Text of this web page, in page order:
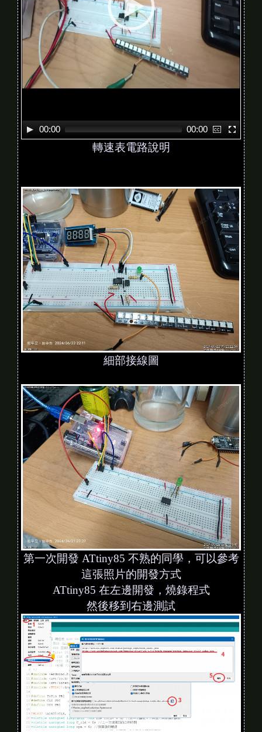
y
e
r
00:00 00:00
轉速表電路說明
細部接線圖
第一次開發 ATtiny85 不熟的同學，可以參考
這張照片的開發方式
ATtiny85 在左邊開發，燒錄程式
然後移到右邊測試